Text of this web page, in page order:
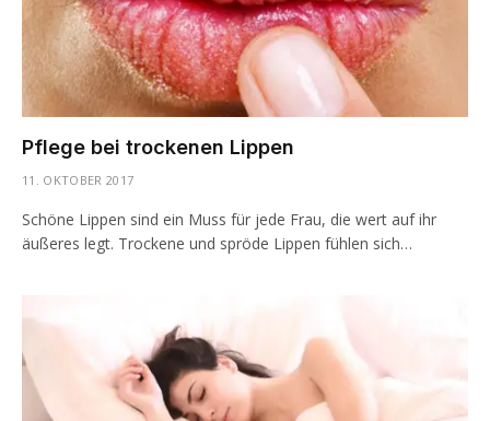
Pflege bei trockenen Lippen
11. OKTOBER 2017
Schöne Lippen sind ein Muss für jede Frau, die wert auf ihr
äußeres legt. Trockene und spröde Lippen fühlen sich…